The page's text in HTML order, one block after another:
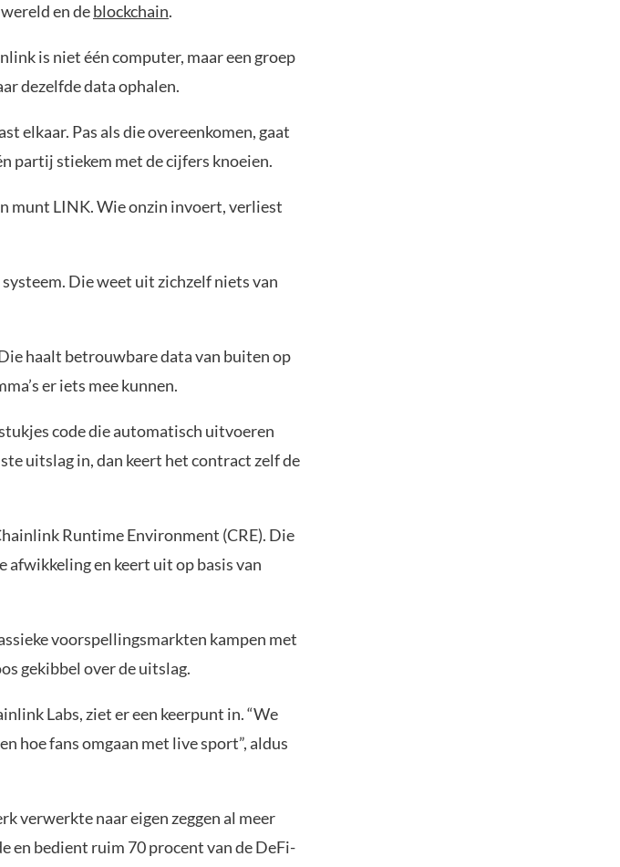
en deblockchain.
is niet één computer, maar een groep
dezelfde data ophalen.
elkaar. Pas als die overeenkomen, gaat
partij stiekem met de cijfers knoeien.
munt LINK. Wie onzin invoert, verliest
Die weet uit zichzelf niets van
haalt betrouwbare data van buiten op
er iets mee kunnen.
code die automatisch uitvoeren
uitslag in, dan keert het contract zelf de
Runtime Environment (CRE). Die
afwikkeling en keert uit op basis van
voorspellingsmarkten kampen met
gekibbel over de uitslag.
Labs, ziet er een keerpunt in. “We
hoe fans omgaan met live sport”, aldus
verwerkte naar eigen zeggen al meer
en bedient ruim 70 procent van de DeFi-